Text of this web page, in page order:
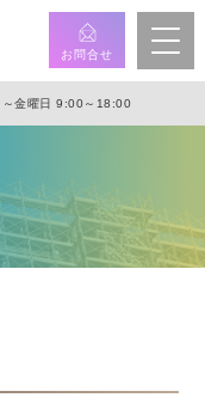
お問合せ
～金曜日 9:00～18:00